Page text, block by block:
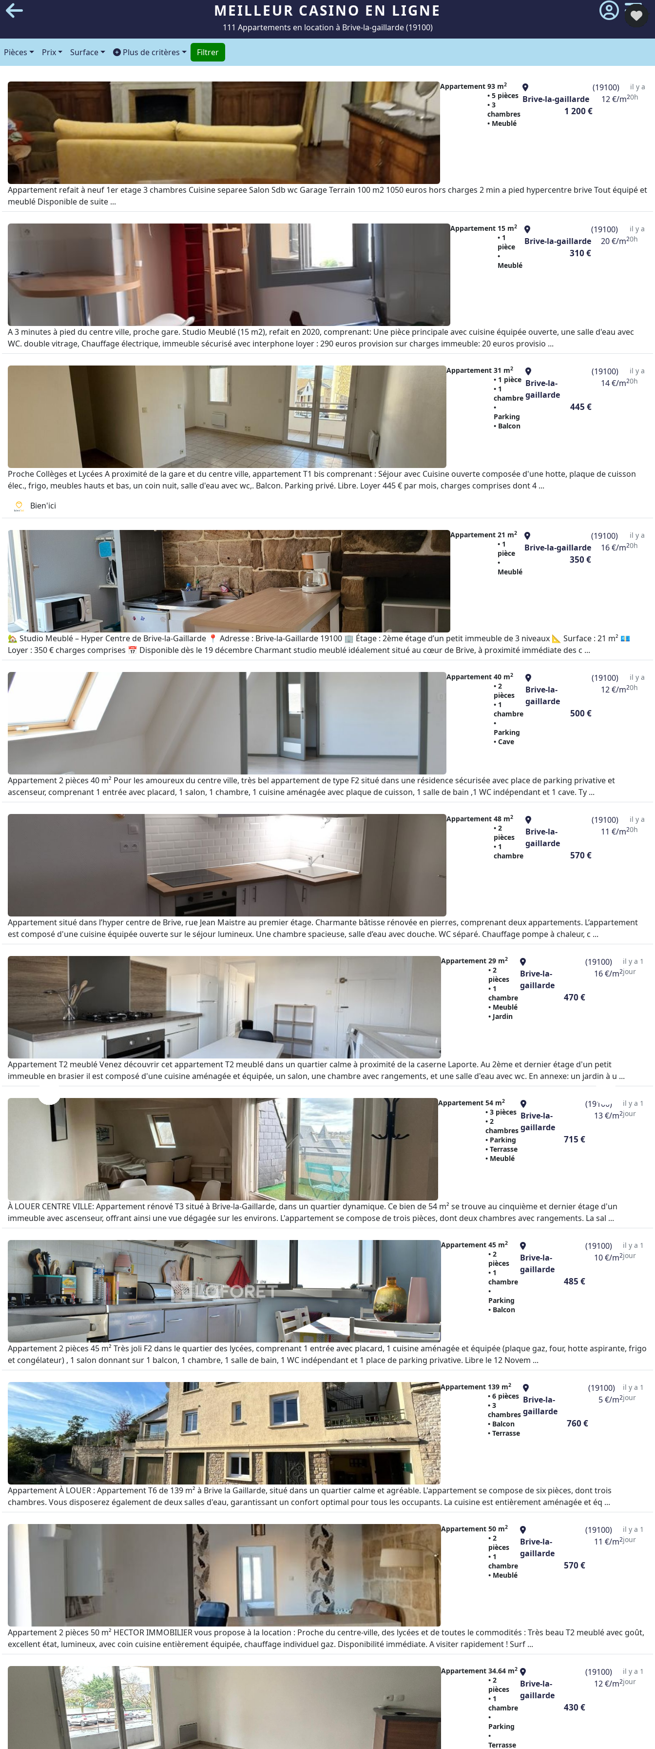
MEILLEUR CASINO EN LIGNE
111 Appartements en location à Brive-la-gaillarde (19100)
Pièces Prix Surface Plus de critères Filtrer
Appartement 93 m2
• 5 pièces
• 3
chambres
• Meublé
Brive-la-gaillarde
1 200 €
(19100)
12 €/m2
il y a
0h
Appartement refait à neuf 1er etage 3 chambres Cuisine separee Salon Sdb wc Garage Terrain 100 m2 1050 euros hors charges 2 min a pied hypercentre brive Tout équipé et
meublé Disponible de suite ...
Appartement 15 m2
• 1
pièce
•
Meublé
Brive-la-gaillarde
310 €
(19100)
20 €/m2
il y a
0h
A 3 minutes à pied du centre ville, proche gare. Studio Meublé (15 m2), refait en 2020, comprenant: Une pièce principale avec cuisine équipée ouverte, une salle d'eau avec
WC. double vitrage, Chauffage électrique, immeuble sécurisé avec interphone loyer : 290 euros provision sur charges immeuble: 20 euros provisio ...
Appartement 31 m2
• 1 pièce
• 1
chambre
•
Parking
• Balcon
Brive-la-
gaillarde
445 €
(19100)
14 €/m2
il y a
0h
Proche Collèges et Lycées A proximité de la gare et du centre ville, appartement T1 bis comprenant : Séjour avec Cuisine ouverte composée d'une hotte, plaque de cuisson
élec., frigo, meubles hauts et bas, un coin nuit, salle d'eau avec wc,. Balcon. Parking privé. Libre. Loyer 445 € par mois, charges comprises dont 4 ...
Bien'ici
Appartement 21 m2
• 1
pièce
•
Meublé
Brive-la-gaillarde
350 €
(19100)
16 €/m2
il y a
0h
🏡 Studio Meublé – Hyper Centre de Brive-la-Gaillarde 📍 Adresse : Brive-la-Gaillarde 19100 🏢 Étage : 2ème étage d’un petit immeuble de 3 niveaux 📐 Surface : 21 m² 💶
Loyer : 350 € charges comprises 📅 Disponible dès le 19 décembre Charmant studio meublé idéalement situé au cœur de Brive, à proximité immédiate des c ...
Appartement 40 m2
• 2
pièces
• 1
chambre
•
Parking
• Cave
Brive-la-
gaillarde
500 €
(19100)
12 €/m2
il y a
0h
Appartement 2 pièces 40 m² Pour les amoureux du centre ville, très bel appartement de type F2 situé dans une résidence sécurisée avec place de parking privative et
ascenseur, comprenant 1 entrée avec placard, 1 salon, 1 chambre, 1 cuisine aménagée avec plaque de cuisson, 1 salle de bain ,1 WC indépendant et 1 cave. Ty ...
Appartement 48 m2
• 2
pièces
• 1
chambre
Brive-la-
gaillarde
570 €
(19100)
11 €/m2
il y a
0h
Appartement situé dans l’hyper centre de Brive, rue Jean Maistre au premier étage. Charmante bâtisse rénovée en pierres, comprenant deux appartements. L’appartement
est composé d'une cuisine équipée ouverte sur le séjour lumineux. Une chambre spacieuse, salle d’eau avec douche. WC séparé. Chauffage pompe à chaleur, c ...
Appartement 29 m2
• 2
pièces
• 1
chambre
• Meublé
• Jardin
Brive-la-
gaillarde
470 €
(19100)
16 €/m2
il y a 1
jour
Appartement T2 meublé Venez découvrir cet appartement T2 meublé dans un quartier calme à proximité de la caserne Laporte. Au 2ème et dernier étage d'un petit
immeuble en brasier il est composé d'une cuisine aménagée et équipée, un salon, une chambre avec rangements, et une salle d'eau avec wc. En annexe: un jardin à u ...
Appartement 54 m2
• 3 pièces
• 2
chambres
• Parking
• Terrasse
• Meublé
Brive-la-
gaillarde
715 €
(19100)
13 €/m2
il y a 1
jour
À LOUER CENTRE VILLE: Appartement rénové T3 situé à Brive-la-Gaillarde, dans un quartier dynamique. Ce bien de 54 m² se trouve au cinquième et dernier étage d'un
immeuble avec ascenseur, offrant ainsi une vue dégagée sur les environs. L'appartement se compose de trois pièces, dont deux chambres avec rangements. La sal ...
Appartement 45 m2
• 2
pièces
• 1
chambre
•
Parking
• Balcon
Brive-la-
gaillarde
485 €
(19100)
10 €/m2
il y a 1
jour
Appartement 2 pièces 45 m² Très joli F2 dans le quartier des lycées, comprenant 1 entrée avec placard, 1 cuisine aménagée et équipée (plaque gaz, four, hotte aspirante, frigo
et congélateur) , 1 salon donnant sur 1 balcon, 1 chambre, 1 salle de bain, 1 WC indépendant et 1 place de parking privative. Libre le 12 Novem ...
Appartement 139 m2
• 6 pièces
• 3
chambres
• Balcon
• Terrasse
Brive-la-
gaillarde
760 €
(19100)
5 €/m2
il y a 1
jour
Appartement À LOUER : Appartement T6 de 139 m² à Brive la Gaillarde, situé dans un quartier calme et agréable. L'appartement se compose de six pièces, dont trois
chambres. Vous disposerez également de deux salles d'eau, garantissant un confort optimal pour tous les occupants. La cuisine est entièrement aménagée et éq ...
Appartement 50 m2
• 2
pièces
• 1
chambre
• Meublé
Brive-la-
gaillarde
570 €
(19100)
11 €/m2
il y a 1
jour
Appartement 2 pièces 50 m² HECTOR IMMOBILIER vous propose à la location : Proche du centre-ville, des lycées et de toutes le commodités : Très beau T2 meublé avec goût,
excellent état, lumineux, avec coin cuisine entièrement équipée, chauffage individuel gaz. Disponibilité immédiate. A visiter rapidement ! Surf ...
Appartement 34.64 m2
• 2
pièces
• 1
chambre
•
Parking
•
Terrasse
Brive-la-
gaillarde
430 €
(19100)
12 €/m2
il y a 1
jour